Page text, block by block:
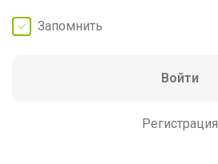
Запомнить
Войти
Регистрация